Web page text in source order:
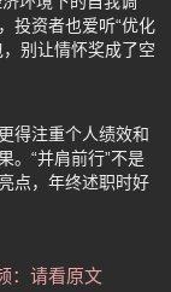
投资者也爱听“优化
别让情怀奖成了空
得注重个人绩效和
。“并肩前行”不是
点，年终述职时好
：请看原文